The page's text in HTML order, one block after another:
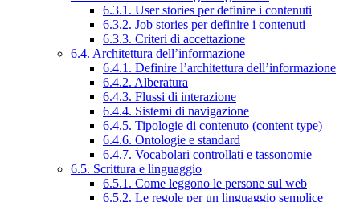
6.3.1. User stories per definire i contenuti
6.3.2. Job stories per definire i contenuti
6.3.3. Criteri di accettazione
6.4. Architettura dell’informazione
6.4.1. Definire l’architettura dell’informazione
6.4.2. Alberatura
6.4.3. Flussi di interazione
6.4.4. Sistemi di navigazione
6.4.5. Tipologie di contenuto (content type)
6.4.6. Ontologie e standard
6.4.7. Vocabolari controllati e tassonomie
6.5. Scrittura e linguaggio
6.5.1. Come leggono le persone sul web
6.5.2. Le regole per un linguaggio semplice